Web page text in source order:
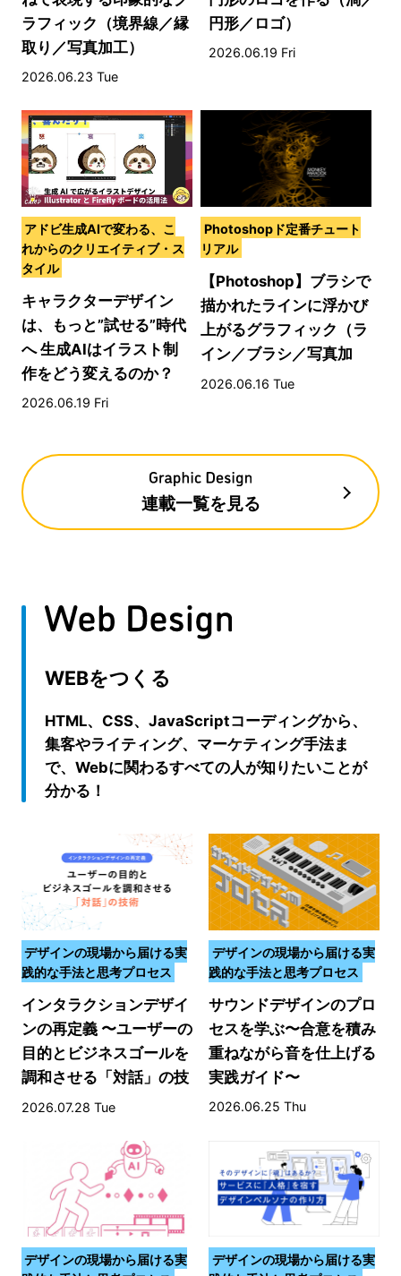
ラフィック（境界線／縁
取り／写真加工）
2026.06.23 Tue
円形／ロゴ）
2026.06.19 Fri
アドビ生成AIで変わる、こ
れからのクリエイティブ・ス
タイル
キャラクターデザイン
は、もっと”試せる”時代
へ 生成AIはイラスト制
作をどう変えるのか？
2026.06.19 Fri
Photoshopド定番チュート
リアル
【Photoshop】ブラシで
描かれたラインに浮かび
上がるグラフィック（ラ
イン／ブラシ／写真加
工）
2026.06.16 Tue
連載一覧を見る
WEBをつくる
HTML、CSS、JavaScriptコーディングから、
集客やライティング、マーケティング手法ま
で、Webに関わるすべての人が知りたいことが
分かる！
デザインの現場から届ける実
践的な手法と思考プロセス
インタラクションデザイ
ンの再定義 〜ユーザーの
目的とビジネスゴールを
調和させる「対話」の技
術〜
2026.07.28 Tue
デザインの現場から届ける実
践的な手法と思考プロセス
サウンドデザインのプロ
セスを学ぶ〜合意を積み
重ねながら音を仕上げる
実践ガイド〜
2026.06.25 Thu
デザインの現場から届ける実
デザインの現場から届ける実